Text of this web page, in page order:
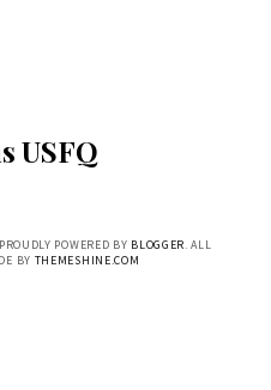
USFQ
POWERED BY BLOGGER. ALL
BY THEMESHINE.COM